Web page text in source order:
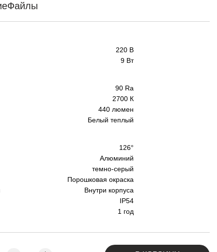
Файлы
220 В
9 Вт
90 Ra
2700 К
440 люмен
Белый теплый
126°
Алюминий
темно-серый
Порошковая окраска
Внутри корпуса
IP54
1 год